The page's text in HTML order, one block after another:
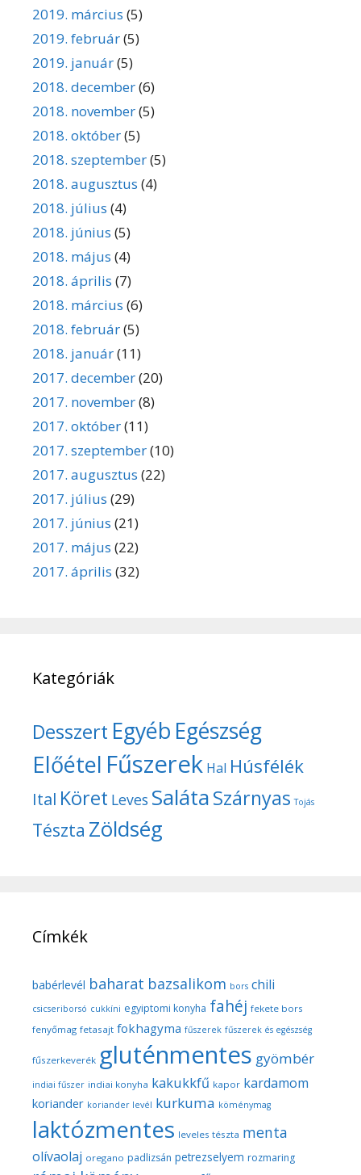
2019. március (5)
2019. február(5)
2019. január(5)
2018. december(6)
2018. november(5)
2018. október(5)
2018. szeptember(5)
2018. augusztus (4)
2018. július (4)
2018. június (5)
2018. május (4)
2018. április (7)
2018. március (6)
2018. február(5)
2018. január(11)
2017. december(20)
2017. november(8)
2017. október(11)
2017. szeptember(10)
2017. augusztus (22)
2017. július (29)
2017. június (21)
2017. május (22)
2017. április (32)
Kategóriák
Desszert Egyéb Egészség
Előétel Fűszerek Hal Húsfélék
Ital Köret Leves SalátaSzárnyas Tojás
Tészta Zöldség
Címkék
babérlevél baharat bazsalikom bors chili
csicseriborsó cukkíni egyiptomi konyha fahéj fekete bors
fenyőmag fetasajt fokhagyma fűszerek fűszerek és egészség
fűszerkeverék gluténmentes gyömbér
indiai fűszer indiai konyha kakukkfű kapor kardamom
koriander koriander levél kurkuma köménymag
laktózmentes leveles tészta menta
olívaolaj oregano padlizsán petrezselyem rozmaring